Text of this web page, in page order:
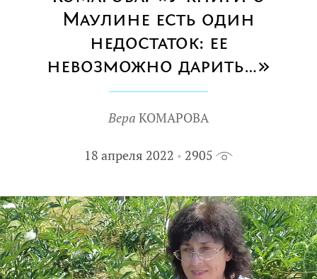
Маулине есть один
недостаток: ее
невозможно дарить…»
Вера КОМАРОВА
18 апреля 2022 2905